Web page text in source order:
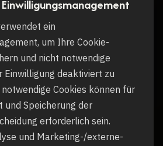
ein
um Ihre Cookie-
und nicht notwendige
Einwilligung deaktiviert zu
Cookies können für
und Speicherung der
erforderlich sein.
und Marketing-/externe-